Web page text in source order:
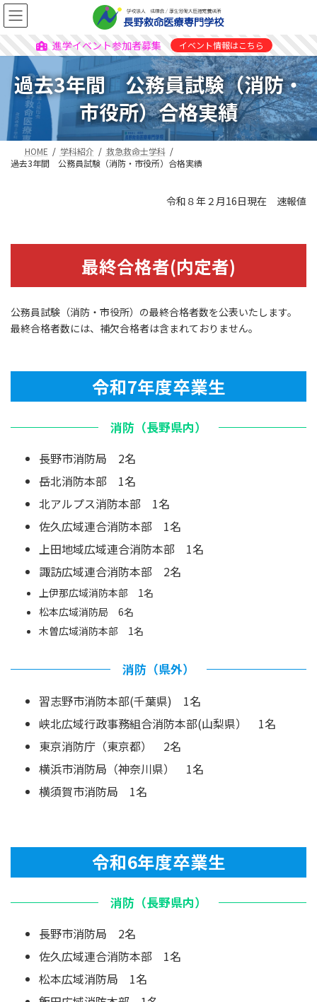
進学イベント参加者募集 イベント情報はこちら
過去3年間 公務員試験（消防・
市役所）合格実績
HOME 学科紹介
救急救命士学科
過去3年間 公務員試験（消防・市役所）合格実績
令和８年２月16日現在 速報値
最終合格者(内定者)
公務員試験（消防・市役所）の最終合格者数を公表いたします。
最終合格者数には、補欠合格者は含まれておりません。
令和7年度卒業生
消防（長野県内）
長野市消防局 2名
岳北消防本部 1名
北アルプス消防本部 1名
佐久広域連合消防本部 1名
上田地域広域連合消防本部 1名
諏訪広域連合消防本部 2名
上伊那広域消防本部 1名
松本広域消防局 6名
木曽広域消防本部 1名
消防（県外）
習志野市消防本部(千葉県) 1名
峡北広域行政事務組合消防本部(山梨県） 1名
東京消防庁（東京都） 2名
横浜市消防局（神奈川県） 1名
横須賀市消防局 1名
令和6年度卒業生
消防（長野県内）
長野市消防局 2名
佐久広域連合消防本部 1名
松本広域消防局 1名